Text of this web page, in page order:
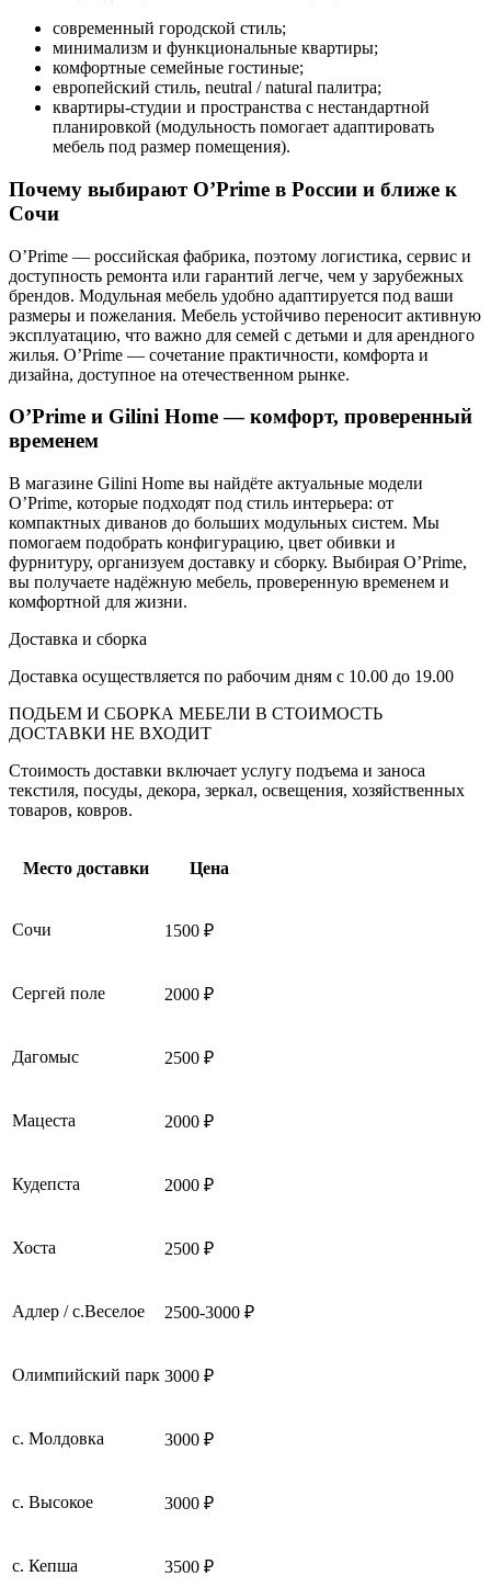
современный городской стиль;
минимализм и функциональные квартиры;
комфортные семейные гостиные;
европейский стиль, neutral / natural палитра;
квартиры-студии и пространства с нестандартной
планировкой (модульность помогает адаптировать
мебель под размер помещения).
Почему выбирают O’Prime в России и ближе к
Сочи
O’Prime — российская фабрика, поэтому логистика, сервис и
доступность ремонта или гарантий легче, чем у зарубежных
брендов. Модульная мебель удобно адаптируется под ваши
размеры и пожелания. Мебель устойчиво переносит активную
эксплуатацию, что важно для семей с детьми и для арендного
жилья. O’Prime — сочетание практичности, комфорта и
дизайна, доступное на отечественном рынке.
O’Prime и Gilini Home — комфорт, проверенный
временем
В магазине Gilini Home вы найдёте актуальные модели
O’Prime, которые подходят под стиль интерьера: от
компактных диванов до больших модульных систем. Мы
помогаем подобрать конфигурацию, цвет обивки и
фурнитуру, организуем доставку и сборку. Выбирая O’Prime,
вы получаете надёжную мебель, проверенную временем и
комфортной для жизни.
Доставка и сборка
Доставка осуществляется по рабочим дням с 10.00 до 19.00
ПОДЬЕМ И СБОРКА МЕБЕЛИ В СТОИМОСТЬ
ДОСТАВКИ НЕ ВХОДИТ
Стоимость доставки включает услугу подъема и заноса
текстиля, посуды, декора, зеркал, освещения, хозяйственных
товаров, ковров.
Место доставки Цена
Сочи 1500 ₽
Сергей поле 2000 ₽
Дагомыс 2500 ₽
Мацеста 2000 ₽
Кудепста 2000 ₽
Хоста 2500 ₽
Адлер / с.Веселое 2500-3000 ₽
Олимпийский парк 3000 ₽
с. Молдовка 3000 ₽
с. Высокое 3000 ₽
с. Кепша 3500 ₽